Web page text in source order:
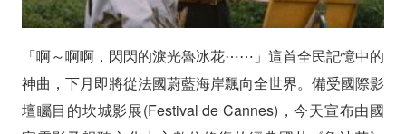
片
人！
數
位
「啊～啊啊，閃閃的淚光魯冰花⋯⋯」這首全民記憶中的
神曲，下月即將從法國蔚藍海岸飄向全世界。備受國際影
壇矚目的坎城影展(Festival de Cannes)，今天宣布由國